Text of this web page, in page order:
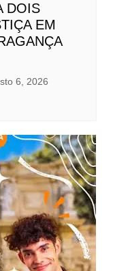
DOIS
EM
6, 2026